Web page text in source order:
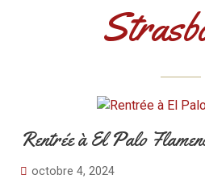
Rentrée à El Palo
octobre 4, 2024